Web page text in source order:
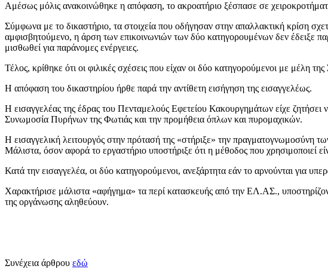
Αμέσως μόλις ανακοινώθηκε η απόφαση, το ακροατήριο ξέσπασε σε
Σύμφωνα με το δικαστήριο, τα στοιχεία που οδήγησαν στην απαλλακτική κρίση
αμφισβητούμενο, η άρση των επικοινωνιών των δύο κατηγορουμένων δεν έδειξε
μισθωθεί για παράνομες ενέργειες.
Τέλος, κρίθηκε ότι οι φιλικές σχέσεις που είχαν οι δύο κατηγορούμενοι με μέλη
Η απόφαση του δικαστηρίου ήρθε παρά την αντίθετη εισήγηση της εισαγγελέως.
Η εισαγγελέας της έδρας του Πενταμελούς Εφετείου Κακουργημάτων είχε
Συνωμοσία Πυρήνων της Φωτιάς και την προμήθεια όπλων και πυρομαχικών.
Η εισαγγελική λειτουργός στην πρότασή της «στήριξε» την πραγματογνωμοσύνη
Μάλιστα, όσον αφορά το εργαστήριο υποστήριξε ότι η μέθοδος που χρησιμοποιεί
Κατά την εισαγγελέα, οι δύο κατηγορούμενοι, ανεξάρτητα εάν το αρνούνται για
Χαρακτήρισε μάλιστα «αφήγημα» τα περί κατασκευής από την ΕΛ.ΑΣ.,
της οργάνωσης αληθεύουν.
Συνέχεια άρθρου εδώ